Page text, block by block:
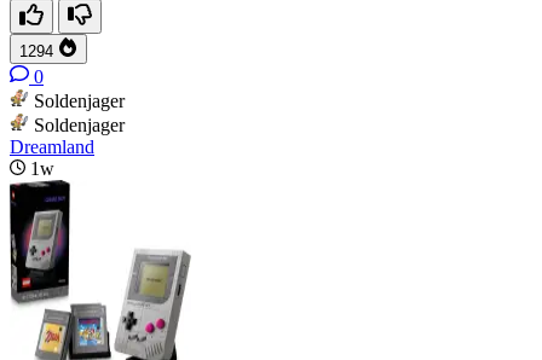
1294
0
Soldenjager
Soldenjager
Dreamland
1w